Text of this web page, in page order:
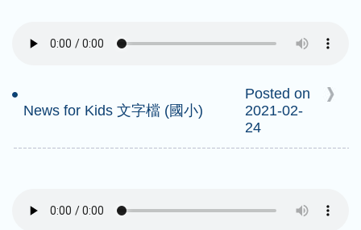
News for Kids 文字檔 (國小)
Posted on
2021-02-
24